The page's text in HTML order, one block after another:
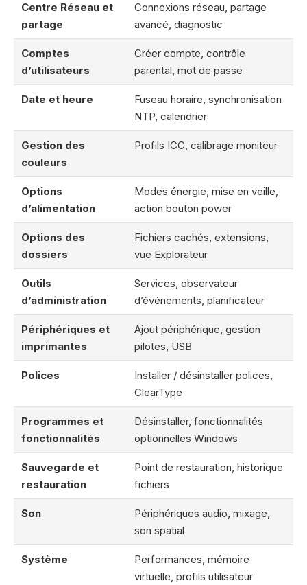
Centre Réseau et
partage
Connexions réseau, partage
avancé, diagnostic
Comptes
d’utilisateurs
Créer compte, contrôle
parental, mot de passe
Date et heure
Fuseau horaire, synchronisation
NTP, calendrier
Gestion des
couleurs
Profils ICC, calibrage moniteur
Options
d’alimentation
Modes énergie, mise en veille,
action bouton power
Options des
dossiers
Fichiers cachés, extensions,
vue Explorateur
Outils
d’administration
Services, observateur
d’événements, planificateur
Périphériques et
imprimantes
Ajout périphérique, gestion
pilotes, USB
Polices
Installer / désinstaller polices,
ClearType
Programmes et
fonctionnalités
Désinstaller, fonctionnalités
optionnelles Windows
Sauvegarde et
restauration
Point de restauration, historique
fichiers
Son
Périphériques audio, mixage,
son spatial
Système
Performances, mémoire
virtuelle, profils utilisateur